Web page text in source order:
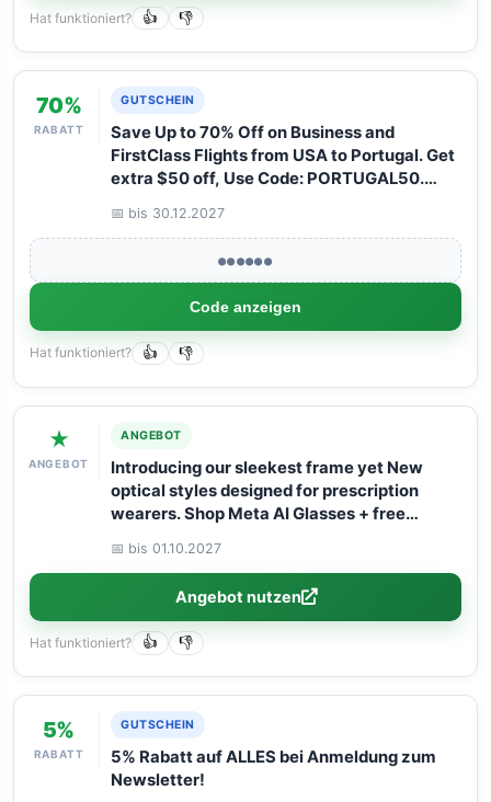
Hat funktioniert? 👍 👎
70%
RABATT
GUTSCHEIN
Save Up to 70% Off on Business and
FirstClass Flights from USA to Portugal. Get
extra $50 off, Use Code: PORTUGAL50.
📅 bis 30.12.2027
●●●●●●
Code anzeigen
Hat funktioniert? 👍 👎
★
ANGEBOT
ANGEBOT
Introducing our sleekest frame yet New
optical styles designed for prescription
wearers. Shop Meta AI Glasses + free
📅 bis 01.10.2027
Angebot nutzen
Hat funktioniert? 👍 👎
5%
RABATT
GUTSCHEIN
5% Rabatt auf ALLES bei Anmeldung zum
Newsletter!